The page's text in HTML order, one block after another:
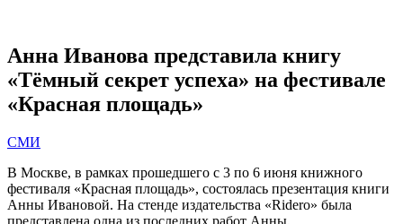
Анна Иванова представила книгу
«Тёмный секрет успеха» на фестивале
«Красная площадь»
СМИ
В Москве, в рамках прошедшего с 3 по 6 июня книжного
фестиваля «Красная площадь», состоялась презентация книги
Анны Ивановой. На стенде издательства «Ridero» была
представлена одна из последних работ Анны,